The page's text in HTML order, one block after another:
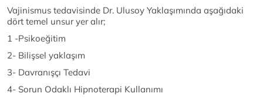
Vajinismus tedavisinde Dr. Ulusoy Yaklaşımında aşağıdaki
dört temel unsur yer alır;
1 -Psikoeğitim
2- Bilişsel yaklaşım
3- Davranışçı Tedavi
4- Sorun Odaklı Hipnoterapi Kullanımı